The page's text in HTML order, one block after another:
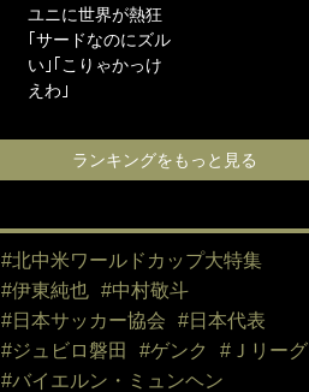
ユニに世界が熱狂
｢サードなのにズル
い｣｢こりゃかっけ
えわ｣
ランキングをもっと見る
#北中米ワールドカップ大特集
#伊東純也 #中村敬斗
#日本サッカー協会
#日本代表
#ジュビロ磐田
#ゲンク
#Ｊリーグ
#バイエルン・ミュンヘン